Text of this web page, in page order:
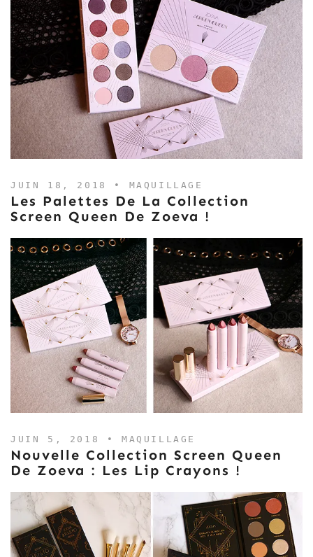
JUIN 18, 2018 • MAQUILLAGE
Les Palettes De La Collection
Screen Queen De Zoeva !
JUIN 5, 2018 • MAQUILLAGE
Nouvelle Collection Screen Queen
De Zoeva : Les Lip Crayons !